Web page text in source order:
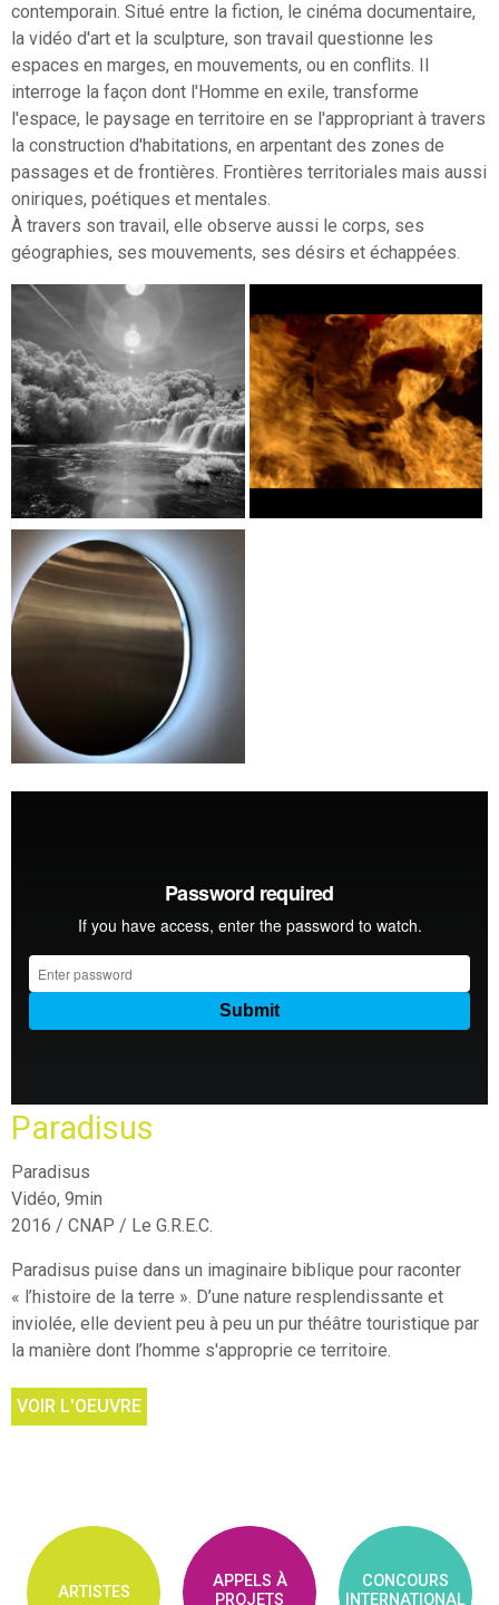
contemporain. Situé entre la fiction, le cinéma documentaire,
la vidéo d'art et la sculpture, son travail questionne les
espaces en marges, en mouvements, ou en conflits. Il
interroge la façon dont l'Homme en exile, transforme
l'espace, le paysage en territoire en se l'appropriant à travers
la construction d'habitations, en arpentant des zones de
passages et de frontières. Frontières territoriales mais aussi
oniriques, poétiques et mentales.
À travers son travail, elle observe aussi le corps, ses
géographies, ses mouvements, ses désirs et échappées.
Paradisus
Paradisus
Vidéo, 9min
2016 / CNAP / Le G.R.E.C.
Paradisus puise dans un imaginaire biblique pour raconter
« l’histoire de la terre ». D’une nature resplendissante et
inviolée, elle devient peu à peu un pur théâtre touristique par
la manière dont l’homme s'approprie ce territoire.
VOIR L'OEUVRE
ARTISTES
APPELS À
PROJETS
CONCOURS
INTERNATIONAL